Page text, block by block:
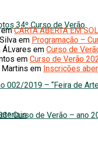
34º Curso de Verão
002/2019 – “Feira de
Curso de Verão – ano
CARTA ABERTA EM
em Programação –
ÁLvares em Curso de
em Curso de Verão
Martins em Inscrições